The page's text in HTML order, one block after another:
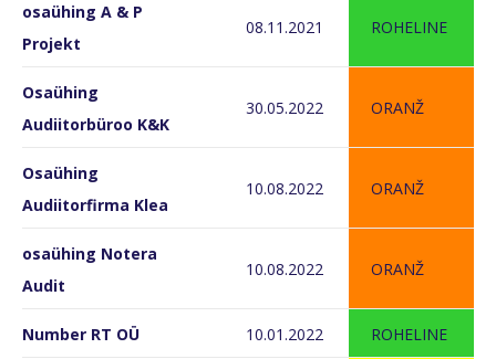
osaühing A & P
Projekt
08.11.2021 ROHELINE
Osaühing
Audiitorbüroo K&K
30.05.2022 ORANŽ
Osaühing
Audiitorfirma Klea
10.08.2022 ORANŽ
osaühing Notera
Audit
10.08.2022 ORANŽ
Number RT OÜ 10.01.2022 ROHELINE